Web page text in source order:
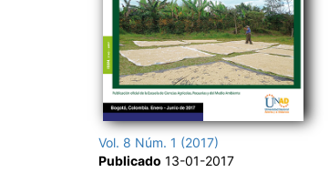
Vol. 8 Núm. 1 (2017)
Publicado 13-01-2017